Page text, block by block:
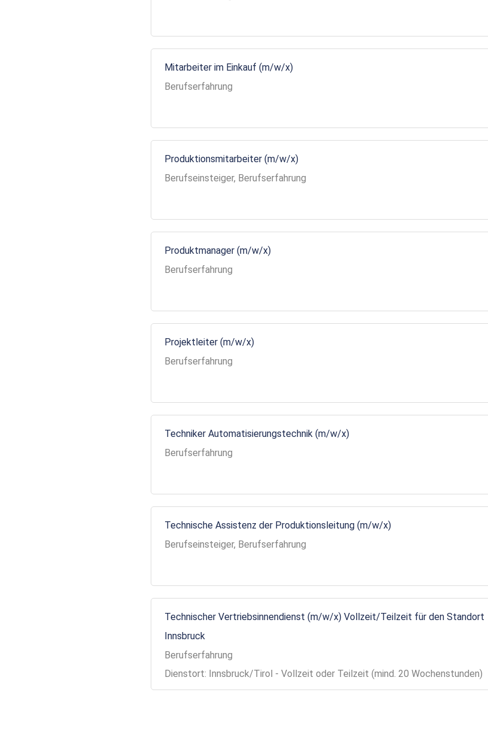
Mitarbeiter im Einkauf (m/w/x)
Berufserfahrung
Produktionsmitarbeiter (m/w/x)
Berufseinsteiger, Berufserfahrung
Produktmanager (m/w/x)
Berufserfahrung
Projektleiter (m/w/x)
Berufserfahrung
Techniker Automatisierungstechnik (m/w/x)
Berufserfahrung
Technische Assistenz der Produktionsleitung (m/w/x)
Berufseinsteiger, Berufserfahrung
Technischer Vertriebsinnendienst (m/w/x) Vollzeit/Teilzeit für den Standort
Innsbruck
Berufserfahrung
Dienstort: Innsbruck/Tirol - Vollzeit oder Teilzeit (mind. 20 Wochenstunden)